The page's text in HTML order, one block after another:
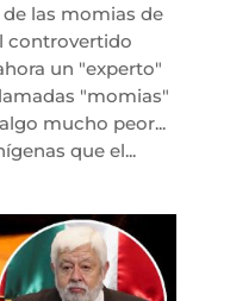
las momias de
controvertido
un "experto"
"momias"
mucho peor...
que el...